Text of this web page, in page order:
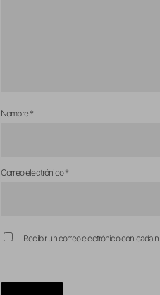
Nombre*
Correo electrónico*
Recibir un correo electrónico con cada